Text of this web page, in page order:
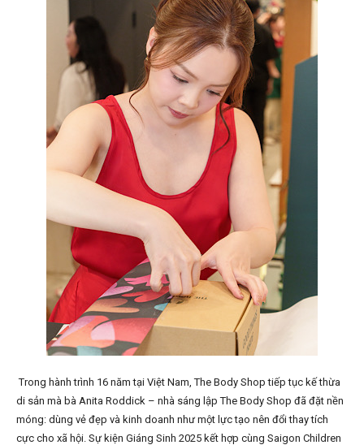
Trong hành trình 16 năm tại Việt Nam, The Body Shop tiếp tục kế thừa
di sản mà bà Anita Roddick – nhà sáng lập The Body Shop đã đặt nền
móng: dùng vẻ đẹp và kinh doanh như một lực tạo nên đổi thay tích
cực cho xã hội. Sự kiện Giáng Sinh 2025 kết hợp cùng Saigon Children